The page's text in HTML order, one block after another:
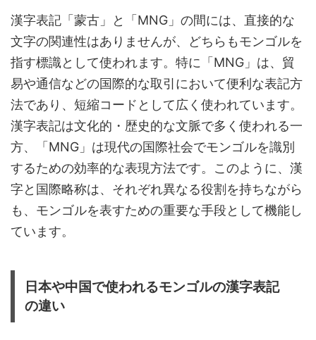
漢字表記「蒙古」と「MNG」の間には、直接的な
文字の関連性はありませんが、どちらもモンゴルを
指す標識として使われます。特に「MNG」は、貿
易や通信などの国際的な取引において便利な表記方
法であり、短縮コードとして広く使われています。
漢字表記は文化的・歴史的な文脈で多く使われる一
方、「MNG」は現代の国際社会でモンゴルを識別
するための効率的な表現方法です。このように、漢
字と国際略称は、それぞれ異なる役割を持ちながら
も、モンゴルを表すための重要な手段として機能し
ています。
日本や中国で使われるモンゴルの漢字表記
の違い